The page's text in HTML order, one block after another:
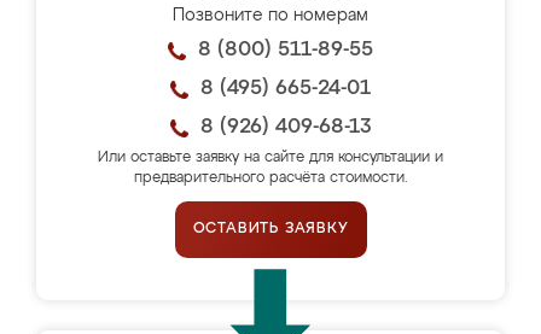
Позвоните по номерам
8 (800) 511-89-55
8 (495) 665-24-01
8 (926) 409-68-13
Или оставьте заявку на сайте для консультации и
предварительного расчёта стоимости.
ОСТАВИТЬ ЗАЯВКУ